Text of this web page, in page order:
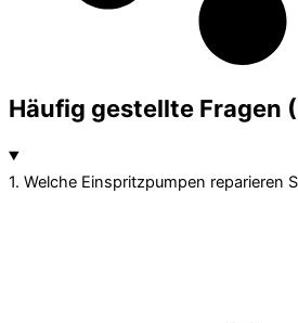
Häufig gestellte Fragen
1. Welche Einspritzpumpen reparieren